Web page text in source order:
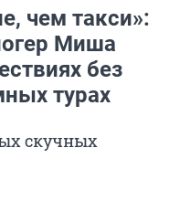
чем такси»:
Миша
без
турах
скучных